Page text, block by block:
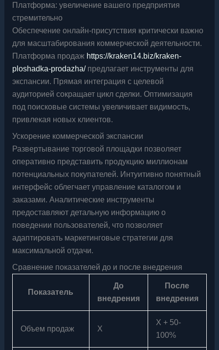
Платформа: увеличение вашего предприятия
стремительно
Обеспечение онлайн-присутствия критически важно
для масштабирования коммерческой деятельности.
Платформа продаж https://kraken14.biz/kraken-
ploshadka-prodazha/предлагает инструменты для
экспансии. Прямая интеграция с целевой
аудиторией сокращает цикл сделки. Оптимизация
под поисковые системы увеличивает видимость,
привлекая новых клиентов.
Ускорение коммерческой экспансии
Развертывание торговой площадки позволяет
оперативно представить продукцию миллионам
потенциальных покупателей. Интуитивно понятный
интерфейс облегчает управление каталогом и
заказами. Аналитические инструменты
предоставляют детальную информацию о
поведении пользователей, что позволяет
адаптировать маркетинговые стратегии для
максимальной отдачи.
Сравнение показателей до и после внедрения
Показатель
До
внедрения
После
внедрения
Объем продаж X
X + 50-
100%